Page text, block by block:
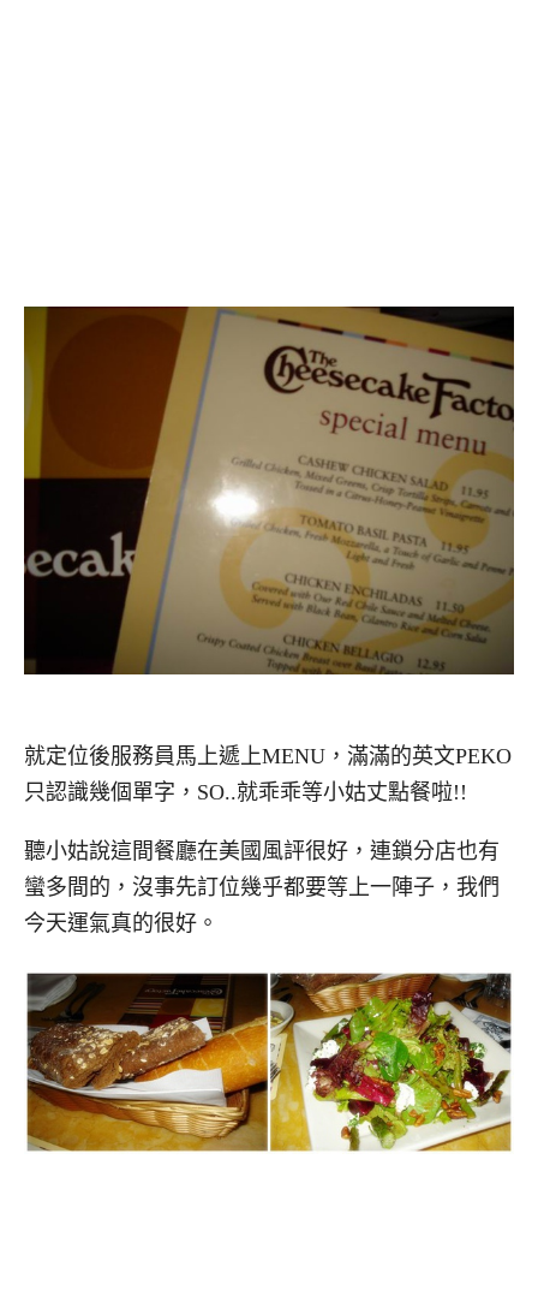
就定位後服務員馬上遞上MENU，滿滿的英文PEKO
只認識幾個單字，SO..就乖乖等小姑丈點餐啦!!
聽小姑說這間餐廳在美國風評很好，連鎖分店也有
蠻多間的，沒事先訂位幾乎都要等上一陣子，我們
今天運氣真的很好。